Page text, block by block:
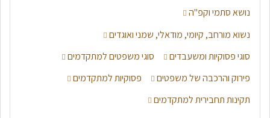
נושא סתמי וקפ"ה
נשוא מורחב, קיומי, מודאלי, שמני ואוגדים
סוגי פסוקיות ומשעבדים
סוגי משפטים למתקדמים
פירוק והרכבה של משפטים
פסוקיות למתקדמים
תקינות תחבירית למתקדמים